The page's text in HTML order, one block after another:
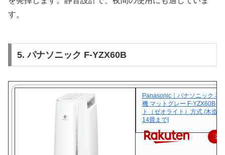
す。
5. パナソニック F-YZX60B
Panasonic｜パナソニック 衣
機 マットグレー F-YZX60B-H
ト（ゼオライト）方式 /木造7
14畳まで]
楽